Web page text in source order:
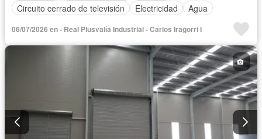
Circuito cerrado de televisión
Electricidad Agua
06/07/2026 en - Real Plusvalía Industrial - Carlos Iragorri I